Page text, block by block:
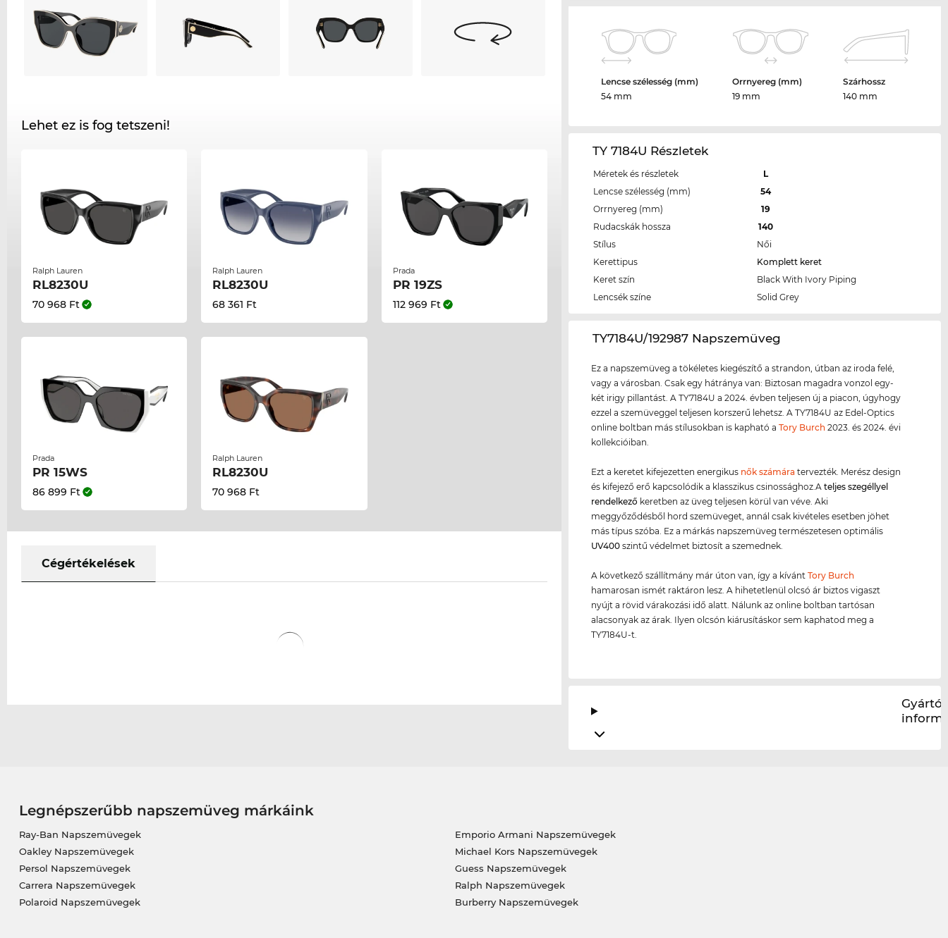
Lehet ez is fog tetszeni!
Ralph Lauren
RL8230U
70 968 Ft
Ralph Lauren
RL8230U
68 361 Ft
Prada
PR 19ZS
112 969 Ft
Prada
PR 15WS
86 899 Ft
Ralph Lauren
RL8230U
70 968 Ft
Cégértékelések
Lencse szélesség (mm)
54 mm
Orrnyereg (mm)
19 mm
Szárhossz
140 mm
TY 7184U Részletek
Méretek és részletek
L
Lencse szélesség (mm)
54
Orrnyereg (mm)
19
Rudacskák hossza
140
Stílus
Női
Kerettipus
Komplett keret
Keret szín
Black With Ivory Piping
Lencsék színe
Solid Grey
‌TY7184U/192987 Napszemüveg
Ez a napszemüveg a tökéletes kiegészítő a strandon, útban az iroda felé,
vagy a városban. Csak egy hátránya van: Biztosan magadra vonzol egy-
két irigy pillantást. A TY7184U a 2024. évben teljesen új a piacon, úgyhogy
ezzel a szemüveggel teljesen korszerű lehetsz. A TY7184U az Edel-Optics
online boltban más stílusokban is kapható aTory Burch 2023. és 2024. évi
kollekcióiban.
Ezt a keretet kifejezetten energikus nők számára tervezték. Merész design
és kifejező erő kapcsolódik a klasszikus csinossághoz.Ateljes szegéllyel
rendelkező keretben az üveg teljesen körül van véve. Aki
meggyőződésből hord szemüveget, annál csak kivételes esetben jöhet
más típus szóba. Ez a márkás napszemüveg természetesen optimális
UV400 szintű védelmet biztosít a szemednek.
A következő szállítmány már úton van, így a kívántTory Burch
hamarosan ismét raktáron lesz. A hihetetlenül olcsó ár biztos vigaszt
nyújt a rövid várakozási idő alatt. Nálunk az online boltban tartósan
alacsonyak az árak. Ilyen olcsón kiárusításkor sem kaphatod meg a
TY7184U-t.
Gyártói
Legnépszerűbb napszemüveg márkáink
Ray-Ban Napszemüvegek
Oakley Napszemüvegek
Persol Napszemüvegek
Carrera Napszemüvegek
Polaroid Napszemüvegek
Emporio Armani Napszemüvegek
Michael Kors Napszemüvegek
Guess Napszemüvegek
Ralph Napszemüvegek
Burberry Napszemüvegek